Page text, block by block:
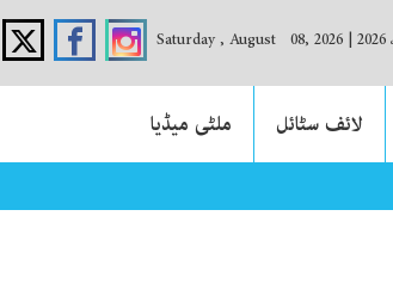
|
Saturday , August 08, 2026
لائف سٹائل
ملٹی میڈیا